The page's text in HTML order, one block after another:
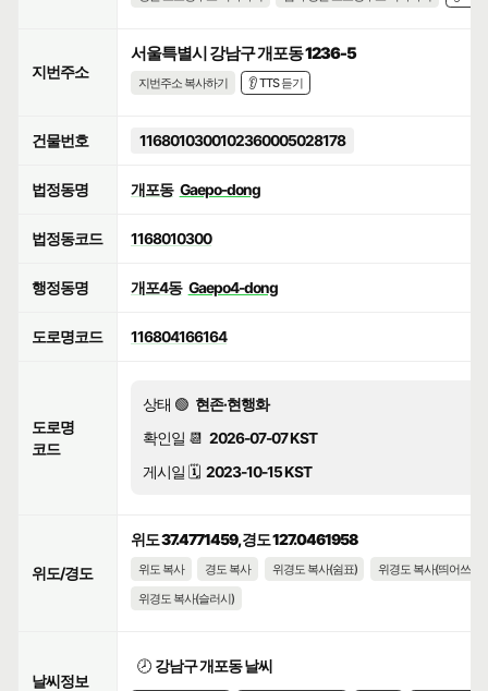
지번주소
서울특별시 강남구 개포동 1236-5
지번주소 복사하기 👂 TTS 듣기
건물번호 1168010300102360005028178
법정동명 개포동 Gaepo-dong
법정동코드 1168010300
행정동명 개포4동 Gaepo4-dong
도로명코드 116804166164
도로명
코드
상태 🟢 현존·현행화
확인일 📆 2026-07-07 KST
게시일 🗓️ 2023-10-15 KST
위도/경도
위도 37.4771459, 경도 127.0461958
위도 복사 경도 복사 위경도 복사(쉼표)
위경도 복사(띄어쓰기)
위경도 복사(슬러시)
날씨정보
🕗 강남구 개포동 날씨